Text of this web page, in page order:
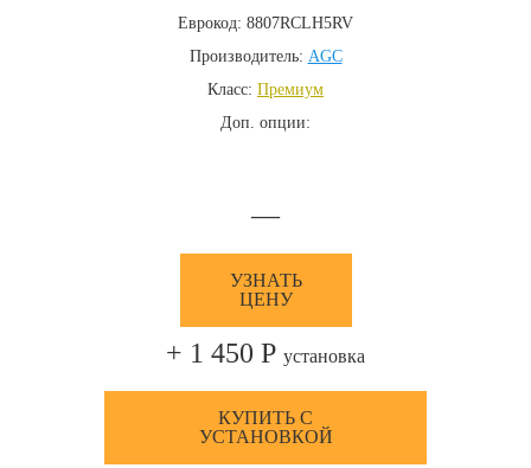
Еврокод: 8807RCLH5RV
Производитель: AGC
Класс: Премиум
Доп. опции:
—
УЗНАТЬ
ЦЕНУ
+ 1 450 Р установка
КУПИТЬ С
УСТАНОВКОЙ